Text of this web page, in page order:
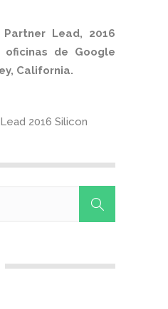
Partner Lead, 2016
oficinas de Google
California.